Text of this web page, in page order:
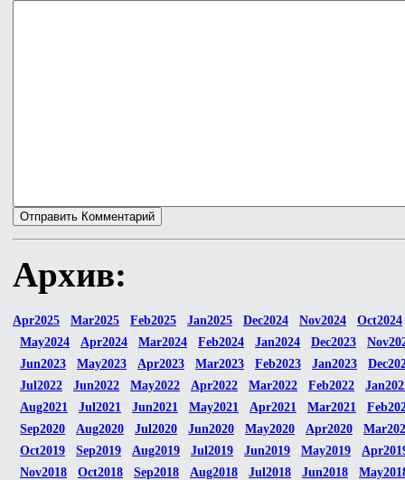
Архив:
Apr2025 Mar2025 Feb2025 Jan2025 Dec2024 Nov2024
Oct2024
May2024
Apr2024 Mar2024 Feb2024 Jan2024 Dec2023
Jun2023
May2023 Apr2023 Mar2023 Feb2023 Jan2023
Jul2022
Jun2022 May2022 Apr2022 Mar2022 Feb2022
Aug2021
Jul2021 Jun2021 May2021 Apr2021 Mar2021
Sep2020
Aug2020 Jul2020 Jun2020 May2020 Apr2020
Oct2019
Sep2019 Aug2019 Jul2019 Jun2019 May2019
Nov2018
Oct2018 Sep2018 Aug2018 Jul2018 Jun2018